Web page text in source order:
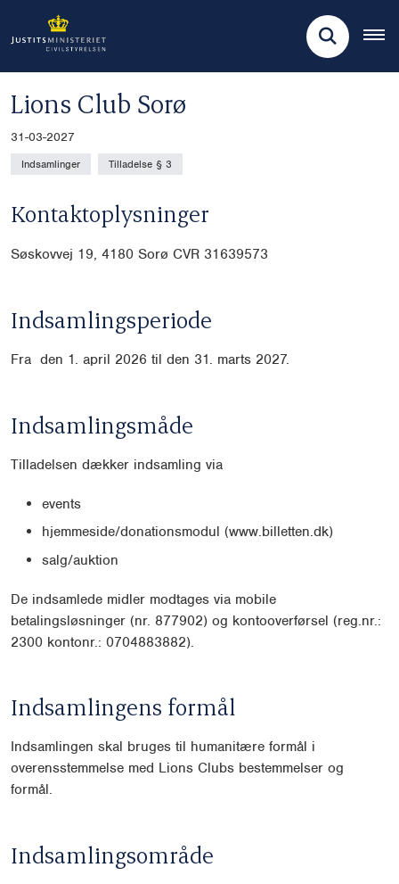
Lions Club Sorø
31-03-2027
Indsamlinger Tilladelse § 3
Kontaktoplysninger
Søskovvej 19, 4180 Sorø CVR 31639573
Indsamlingsperiode
Fra den 1. april 2026 til den 31. marts 2027.
Indsamlingsmåde
Tilladelsen dækker indsamling via
events
hjemmeside/donationsmodul (www.billetten.dk)
salg/auktion
De indsamlede midler modtages via mobile
betalingsløsninger (nr. 877902) og kontooverførsel (reg.nr.:
2300 kontonr.: 0704883882).
Indsamlingens formål
Indsamlingen skal bruges til humanitære formål i
overensstemmelse med Lions Clubs bestemmelser og
formål.
Indsamlingsområde